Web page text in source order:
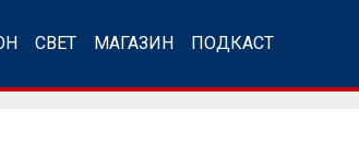
СВЕТ МАГАЗИН ПОДКАСТ